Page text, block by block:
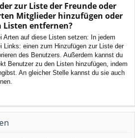
zur Liste der Freunde oder
Mitglieder hinzufügen oder
Listen entfernen?
Arten auf diese Listen setzen: In jedem
Links: einen zum Hinzufügen zur Liste der
des Benutzers. Außerdem kannst du
Benutzer zu den Listen hinzufügen, indem
An gleicher Stelle kannst du sie auch